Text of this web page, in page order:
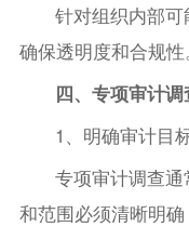
针对组织内部可
确保透明度和合规性
四、专项审计
1、明确审计目
专项审计调查
和范围必须清晰明确